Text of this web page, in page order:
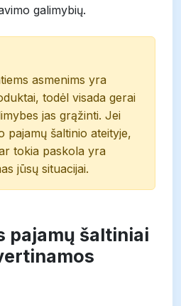
galimybių.
asmenims yra
todėl visada gerai
jas grąžinti. Jei
pajamų šaltinio ateityje,
tokia paskola yra
jūsų situacijai.
pajamų šaltiniai